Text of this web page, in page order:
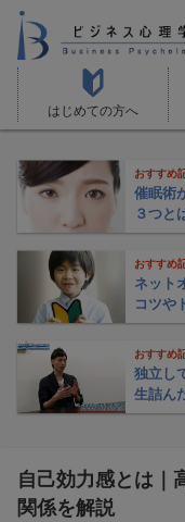
はじめての方へ
おすすめ
催眠術
３つと
おすすめ
ネット
コツや
おすすめ
独立し
生
自己効力感とは｜
関係を解説